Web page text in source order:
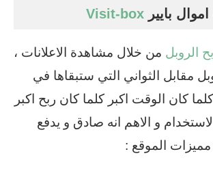
بايير Visit-box
الروبل من خلال مشاهدة الاعلانات ،
مقابل الثواني التي ستبقاها في
كان الوقت اكبر كلما كان ربح اكبر
و الاهم انه صادق و يدفع
مميزات الموقع :